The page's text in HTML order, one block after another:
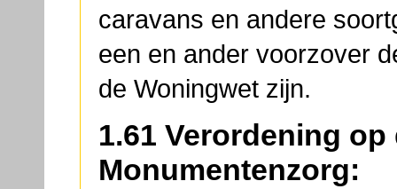
caravans en andere
een en ander voorzover
de Woningwet zijn.
1.61 Verordening
Monumentenzorg: